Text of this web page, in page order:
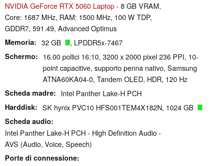
NVIDIA GeForce RTX 5060 Laptop- 8 GB VRAM,
Core: 1687 MHz, RAM: 1500 MHz, 100 W TDP,
GDDR7, 591.49, Advanced Optimus
Memoria 32 GB , LPDDR5x-7467
Schermo
16.00 pollici 16:10, 3200 x 2000 pixel 236 PPI, 10-
point capacitive, supporto penna nativo, Samsung
ATNA60KA04-0, Tandem OLED, HDR, 120 Hz
Scheda madre Intel Panther Lake-H PCH
Harddisk SK hynix PVC10 HFS001TEM4X182N, 1024 GB
Scheda audio
Intel Panther Lake-H PCH - High Definition Audio -
AVS (Audio, Voice, Speech)
Porte di connessione